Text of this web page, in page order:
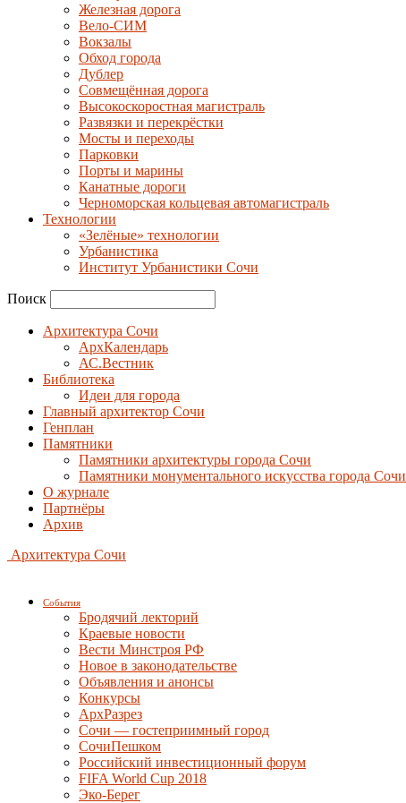
Железная дорога
Вело-СИМ
Вокзалы
Обход города
Дублер
Совмещённая дорога
Высокоскоростная магистраль
Развязки и перекрёстки
Мосты и переходы
Парковки
Порты и марины
Канатные дороги
Черноморская кольцевая автомагистраль
Технологии
«Зелёные» технологии
Урбанистика
Институт Урбанистики Сочи
Поиск
Архитектура Сочи
АрхКалендарь
АС.Вестник
Библиотека
Идеи для города
Главный архитектор Сочи
Генплан
Памятники
Памятники архитектуры города Сочи
Памятники монументального искусства города Сочи
О журнале
Партнёры
Архив
Архитектура Сочи
События
Бродячий лекторий
Краевые новости
Вести Минстроя РФ
Новое в законодательстве
Объявления и анонсы
Конкурсы
АрхРазрез
Сочи — гостеприимный город
СочиПешком
Российский инвестиционный форум
FIFA World Cup 2018
Эко-Берег